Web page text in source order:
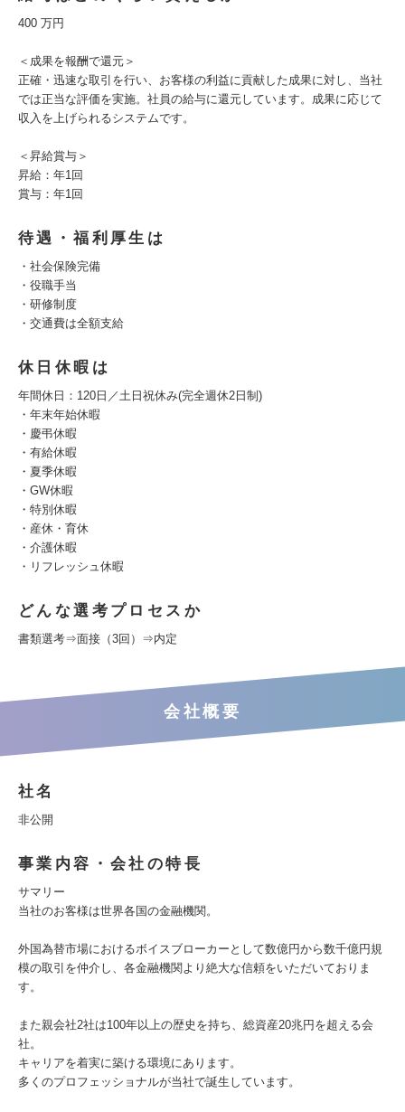
400 万円
＜成果を報酬で還元＞
正確・迅速な取引を⾏い、お客様の利益に貢献した成果に対し、当社
では正当な評価を実施。社員の給与に還元しています。成果に応じて
収⼊を上げられるシステムです。
＜昇給賞与＞
昇給：年1回
賞与：年1回
待遇・福利厚生は
・社会保険完備
・役職手当
・研修制度
・交通費は全額支給
休日休暇は
年間休日：120日／土日祝休み(完全週休2日制)
・年末年始休暇
・慶弔休暇
・有給休暇
・夏季休暇
・GW休暇
・特別休暇
・産休・育休
・介護休暇
・リフレッシュ休暇
どんな選考プロセスか
書類選考⇒面接（3回）⇒内定
会社概要
社名
非公開
事業内容・会社の特長
サマリー
当社のお客様は世界各国の金融機関。
外国為替市場におけるボイスブローカーとして数億円から数千億円規
模の取引を仲介し、各金融機関より絶大な信頼をいただいておりま
す。
また親会社2社は100年以上の歴史を持ち、総資産20兆円を超える会
社。
キャリアを着実に築ける環境にあります。
多くのプロフェッショナルが当社で誕生しています。